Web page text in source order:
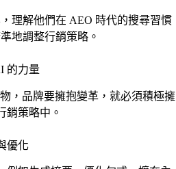
理解他們在 AEO 時代的搜尋習慣
地調整行銷策略。
的力量
，品牌要擁抱變革，就必須積極擁
銷策略中。
優化